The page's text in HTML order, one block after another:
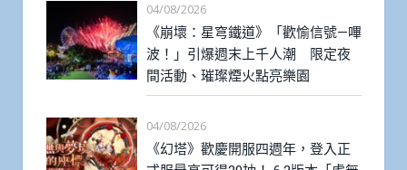
04/08/2026
《崩壞：星穹鐵道》「歡愉信號—嗶
波！」引爆週末上千人潮 限定夜
間活動、璀璨煙火點亮樂園
04/08/2026
《幻塔》歡慶開服四週年，登入正